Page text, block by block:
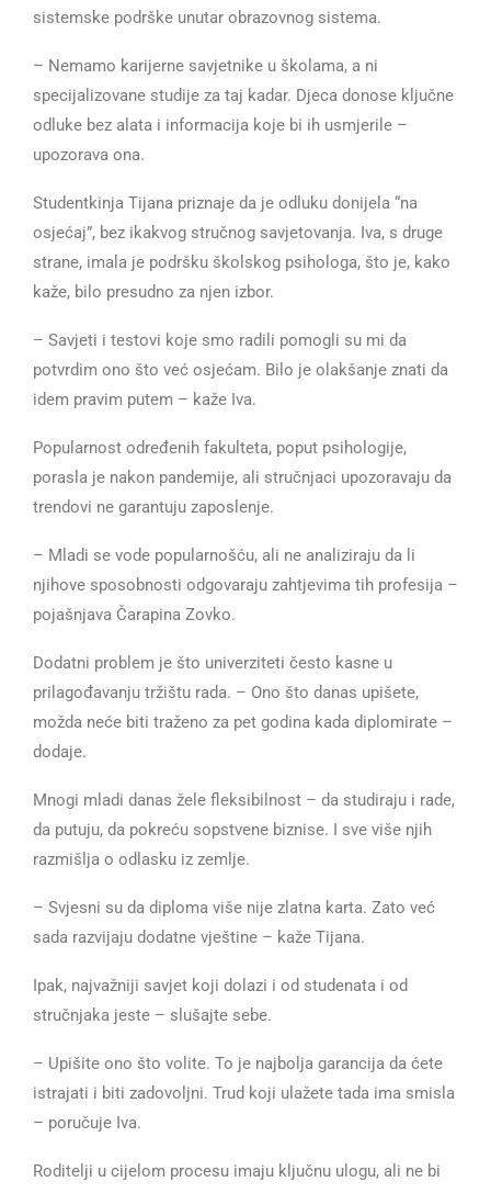
sistemske podrške unutar obrazovnog sistema.
– Nemamo karijerne savjetnike u školama, a ni
specijalizovane studije za taj kadar. Djeca donose ključne
odluke bez alata i informacija koje bi ih usmjerile –
upozorava ona.
Studentkinja Tijana priznaje da je odluku donijela “na
osjećaj”, bez ikakvog stručnog savjetovanja. Iva, s druge
strane, imala je podršku školskog psihologa, što je, kako
kaže, bilo presudno za njen izbor.
– Savjeti i testovi koje smo radili pomogli su mi da
potvrdim ono što već osjećam. Bilo je olakšanje znati da
idem pravim putem – kaže Iva.
Popularnost određenih fakulteta, poput psihologije,
porasla je nakon pandemije, ali stručnjaci upozoravaju da
trendovi ne garantuju zaposlenje.
– Mladi se vode popularnošću, ali ne analiziraju da li
njihove sposobnosti odgovaraju zahtjevima tih profesija –
pojašnjava Čarapina Zovko.
Dodatni problem je što univerziteti često kasne u
prilagođavanju tržištu rada. – Ono što danas upišete,
možda neće biti traženo za pet godina kada diplomirate –
dodaje.
Mnogi mladi danas žele fleksibilnost – da studiraju i rade,
da putuju, da pokreću sopstvene biznise. I sve više njih
razmišlja o odlasku iz zemlje.
– Svjesni su da diploma više nije zlatna karta. Zato već
sada razvijaju dodatne vještine – kaže Tijana.
Ipak, najvažniji savjet koji dolazi i od studenata i od
stručnjaka jeste – slušajte sebe.
– Upišite ono što volite. To je najbolja garancija da ćete
istrajati i biti zadovoljni. Trud koji ulažete tada ima smisla
– poručuje Iva.
Roditelji u cijelom procesu imaju ključnu ulogu, ali ne bi